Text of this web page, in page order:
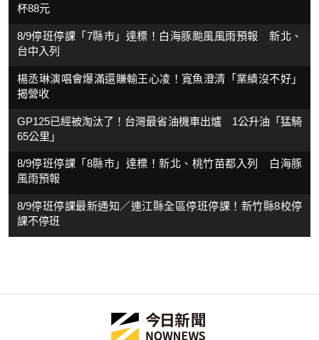
杯88元
8/9停班停課「7縣市」達標！白海豚颱風風雨預報 新北、
台中入列
楊丞琳演唱會爆滿還賺輸王心凌！寬魚澄清「業績沒不好」
揭營收
GP125已經被淘汰了！台灣最省油機車出爐 1公升油「猛騎
65公里」
8/9停班停課「8縣市」達標！新北、桃竹苗都入列 白海豚
風雨預報
8/9停班停課最新通知／連江縣全區停班停課！新竹縣8校停
課不停班